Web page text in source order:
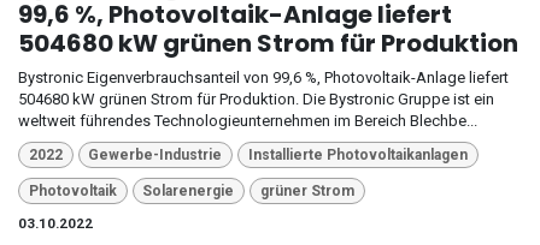
99,6 %, Photovoltaik-Anlage liefert
504680 kW grünen Strom für Produktion
Bystronic Eigenverbrauchsanteil von 99,6 %, Photovoltaik-Anlage liefert
504680 kW grünen Strom für Produktion. Die Bystronic Gruppe ist ein
weltweit führendes Technologieunternehmen im Bereich Blechbe...
2022 Gewerbe-Industrie Installierte Photovoltaikanlagen
Photovoltaik Solarenergie
grüner Strom
03.10.2022